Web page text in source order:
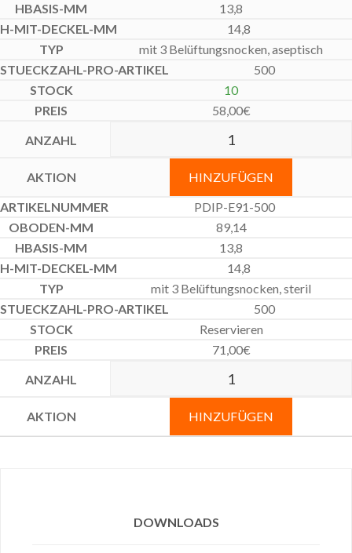
13,8
14,8
mit 3 Belüftungsnocken, aseptisch
500
10
58,00€
HINZUFÜGEN
PDIP-E91-500
89,14
13,8
14,8
mit 3 Belüftungsnocken, steril
500
Reservieren
71,00€
HINZUFÜGEN
DOWNLOADS